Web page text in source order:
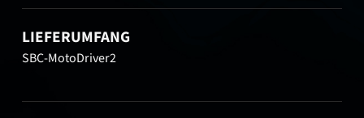
LIEFERUMFANG
SBC-MotoDriver2